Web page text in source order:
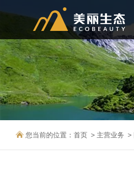
您当前的位置： 首页 主营业务